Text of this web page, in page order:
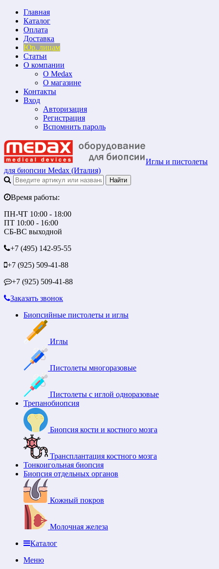
Главная
Каталог
Оплата
Доставка
Юр. лицам
Статьи
О компании
О Medax
О магазине
Контакты
Вход
Авторизация
Регистрация
Вспомнить пароль
Иглы и пистолеты
для биопсии Medax (Италия)
Время работы:
ПН-ЧТ 10:00 - 18:00
ПТ 10:00 - 16:00
СБ-ВС выходной
+7 (495) 142-95-55
+7 (925) 509-41-88
+7 (925) 509-41-88
Заказать звонок
Биопсийные пистолеты и иглы
Иглы
Пистолеты многоразовые
Пистолеты с иглой одноразовые
Трепанобиопсия
Биопсия кости и костного мозга
Трансплантация костного мозга
Тонкоигольная биопсия
Биопсия отдельных органов
Кожный покров
Молочная железа
Каталог
Меню